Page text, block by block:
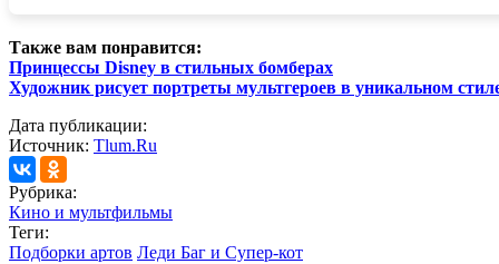
Также вам понравится:
Принцессы Disney в стильных бомберах
Художник рисует портреты мультгероев в уникальном
Дата публикации:
Источник: Tlum.Ru
Рубрика:
Кино и мультфильмы
Теги:
Подборки артов Леди Баг и Супер-кот